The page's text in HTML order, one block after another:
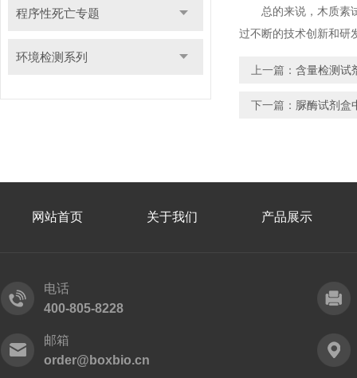
程序性死亡专题
环境检测系列
总的来说，木质素试
过不断的技术创新和研
上一篇： 含量检测试
下一篇： 脲酶试剂盒
网站首页 关于我们 产品展示
电话
400-805-8228
邮箱
order@boxbio.cn